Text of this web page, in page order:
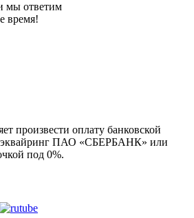
мы ответим
время!
произвести оплату банковской
эквайринг ПАО «СБЕРБАНК» или
под 0%.